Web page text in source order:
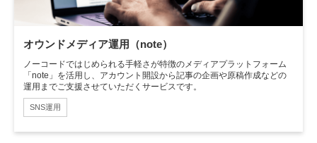
オウンドメディア運用（note）
ノーコードではじめられる手軽さが特徴のメディアプラットフォーム
「note」を活用し、アカウント開設から記事の企画や原稿作成などの
運用までご支援させていただくサービスです。
SNS運用